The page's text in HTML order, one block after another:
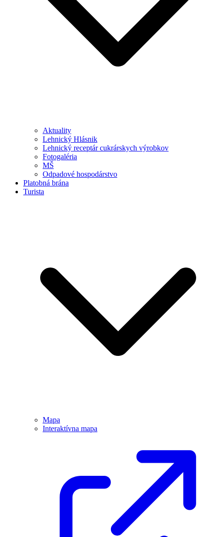
Aktuality
Lehnický Hlásnik
Lehnický receptár cukrárskych výrobkov
Fotogaléria
MŠ
Odpadové hospodárstvo
Platobná brána
Turista
Mapa
Interaktívna mapa